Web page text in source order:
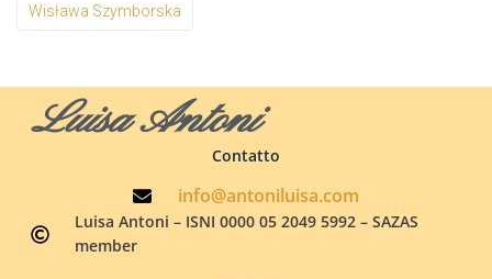
Wisława Szymborska
Luisa Antoni
Contatto
info@antoniluisa.com
Luisa Antoni – ISNI 0000 05 2049 5992 – SAZAS
member